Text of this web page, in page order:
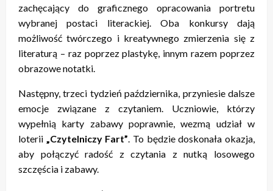
zachęcający do graficznego opracowania portretu
wybranej postaci literackiej. Oba konkursy dają
możliwość twórczego i kreatywnego zmierzenia się z
literaturą – raz poprzez plastykę, innym razem poprzez
obrazowe notatki.
Następny, trzeci tydzień października, przyniesie dalsze
emocje związane z czytaniem. Uczniowie, którzy
wypełnią karty zabawy poprawnie, wezmą udział w
loterii
„Czytelniczy Fart” . To będzie doskonała okazja,
aby połączyć radość z czytania z nutką losowego
szczęścia i zabawy.